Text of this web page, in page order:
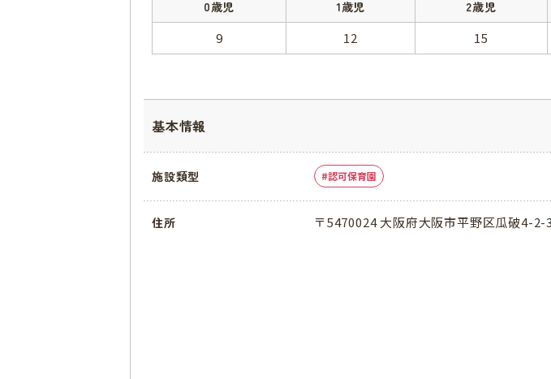
0歳児 1歳児 2歳児
9 12 15
基本情報
施設類型 認可保育園
住所 〒5470024 大阪府大阪市平野区瓜破4-2-